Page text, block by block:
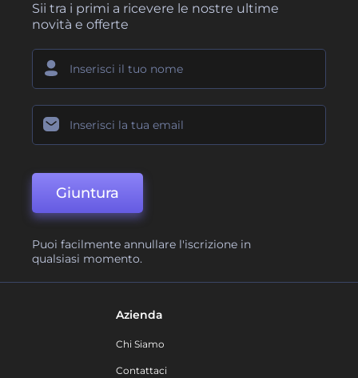
Sii tra i primi a ricevere le nostre ultime
novità e offerte
Giuntura
Puoi facilmente annullare l'iscrizione in
qualsiasi momento.
Azienda
Chi Siamo
Contattaci